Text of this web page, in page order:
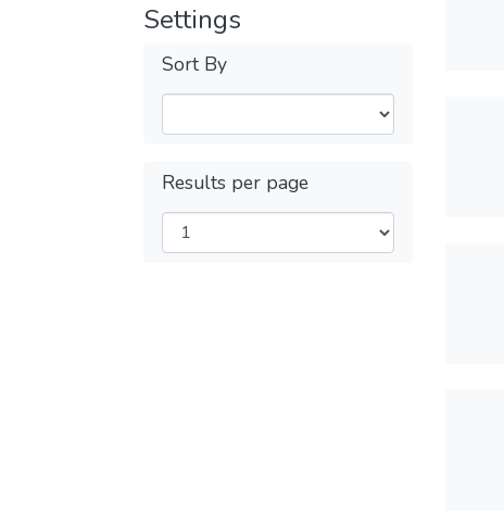
Settings
Sort By
Results per page